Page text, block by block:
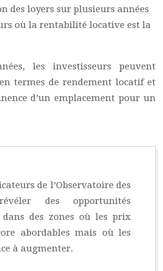
des loyers sur plusieurs années
où la rentabilité locative est la
les investisseurs peuvent
termes de rendement locatif et
d’un emplacement pour un
de l’Observatoire des
des opportunités
dans des zones où les prix
abordables mais où les
à augmenter.